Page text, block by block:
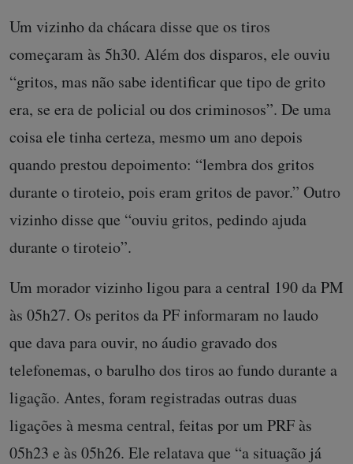
Um vizinho da chácara disse que os tiros
começaram às 5h30. Além dos disparos, ele ouviu
“gritos, mas não sabe identificar que tipo de grito
era, se era de policial ou dos criminosos”. De uma
coisa ele tinha certeza, mesmo um ano depois
quando prestou depoimento: “lembra dos gritos
durante o tiroteio, pois eram gritos de pavor.” Outro
vizinho disse que “ouviu gritos, pedindo ajuda
durante o tiroteio”.
Um morador vizinho ligou para a central 190 da PM
às 05h27. Os peritos da PF informaram no laudo
que dava para ouvir, no áudio gravado dos
telefonemas, o barulho dos tiros ao fundo durante a
ligação. Antes, foram registradas outras duas
ligações à mesma central, feitas por um PRF às
05h23 e às 05h26. Ele relatava que “a situação já